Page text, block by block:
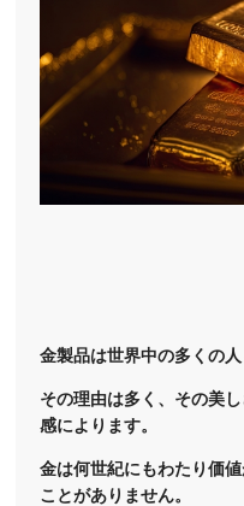
金製品は世界中の多くの
その理由は多く、その美
感によります。
金は何世紀にもわたり価
ことがありません。